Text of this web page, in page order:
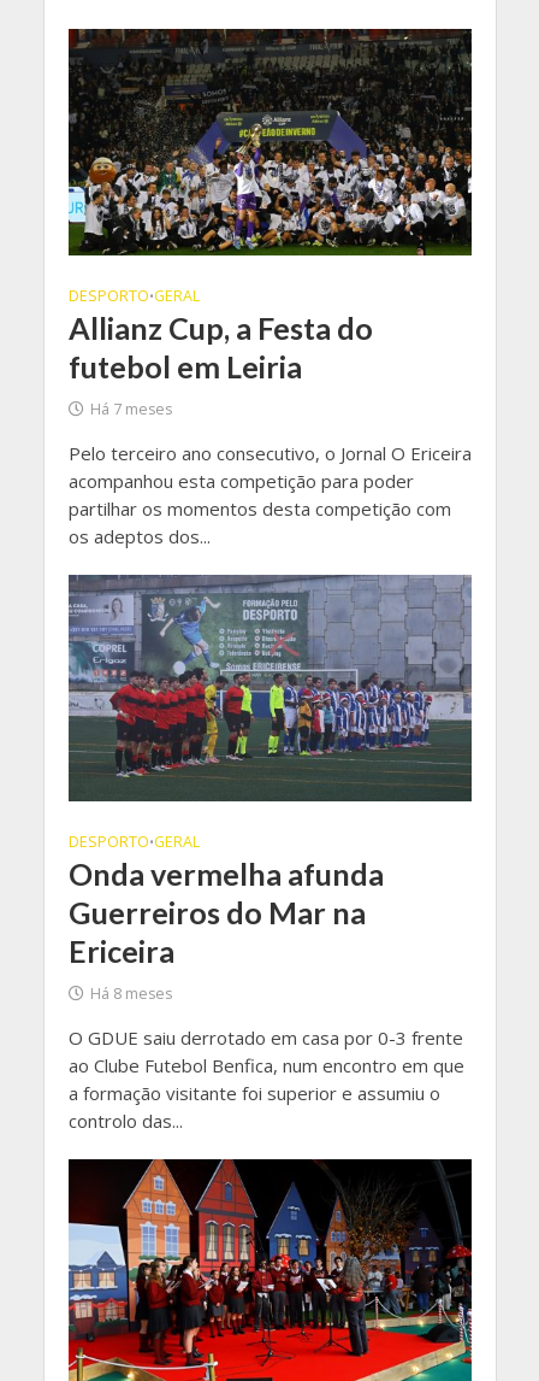
DESPORTO•GERAL
Allianz Cup, a Festa do
futebol em Leiria
Há 7 meses
Pelo terceiro ano consecutivo, o Jornal O Ericeira
acompanhou esta competição para poder
partilhar os momentos desta competição com
os adeptos dos...
DESPORTO•GERAL
Onda vermelha afunda
Guerreiros do Mar na
Ericeira
Há 8 meses
O GDUE saiu derrotado em casa por 0-3 frente
ao Clube Futebol Benfica, num encontro em que
a formação visitante foi superior e assumiu o
controlo das...